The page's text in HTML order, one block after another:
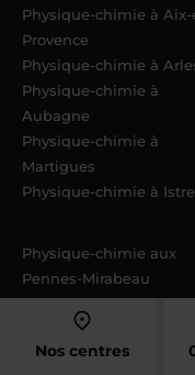
Nos centres
Physique-chimie à Aix-
Provence
Physique-chimie à
Physique-chimie à
Aubagne
Physique-chimie à
Martigues
Physique-chimie à
Physique-chimie aux
Pennes-Mirabeau
Physique-chimie à
Physique-chimie à Port-
Bouc